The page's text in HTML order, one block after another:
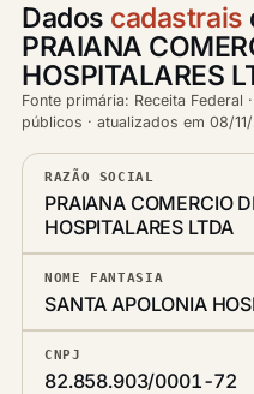
Dados cadastrais
PRAIANA
HOSPITALARES
Fonte primária: Receita Federal
públicos · atualizados em 08/
RAZÃO SOCIAL
PRAIANA COMERCIO
HOSPITALARES LTDA
NOME FANTASIA
SANTA APOLONIA
CNPJ
82.858.903/0001-72